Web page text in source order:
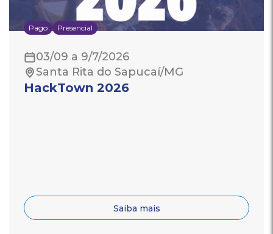
Pago Presencial
03/09 a 9/7/2026
Santa Rita do Sapucaí/MG
HackTown 2026
Saiba mais